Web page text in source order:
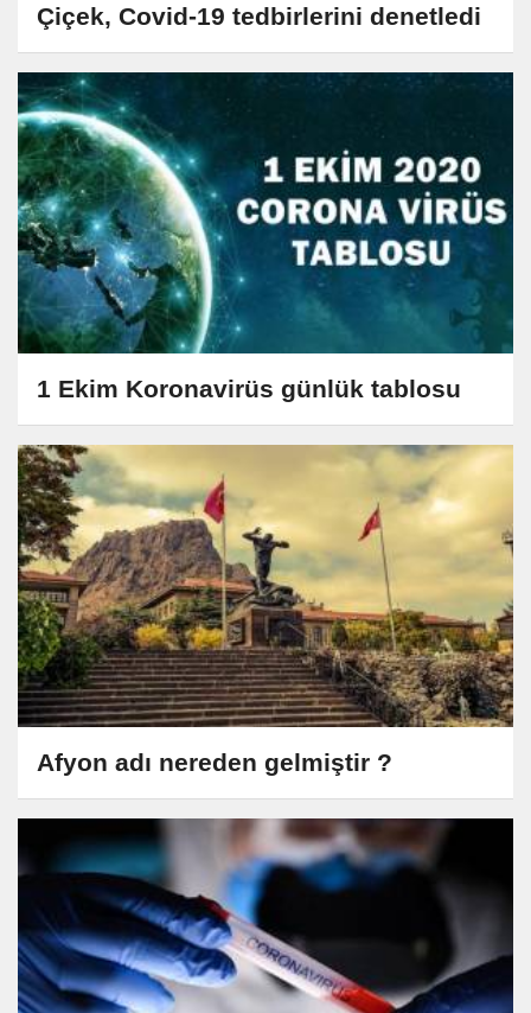
Çiçek, Covid-19 tedbirlerini denetledi
1 Ekim Koronavirüs günlük tablosu
Afyon adı nereden gelmiştir ?